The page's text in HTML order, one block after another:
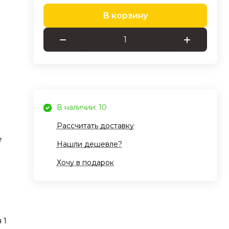
и
В корзину
В наличии: 10
Рассчитать доставку
Нашли дешевле?
Хочу в подарок